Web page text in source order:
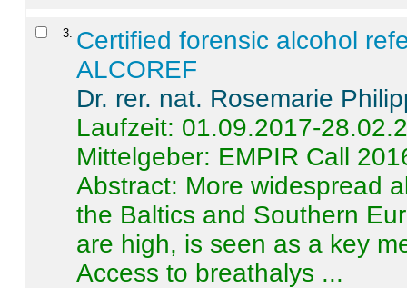
3 Certified forensic alcohol
ALCOREF
Dr. rer. nat. Rosemarie
Laufzeit: 01.09.2017-
Mittelgeber: EMPIR Call
Abstract: More widespread
the Baltics and Southern
are high, is seen as a key
Access to breathalys ...